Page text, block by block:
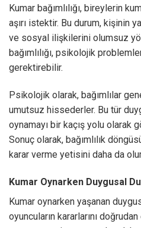
Kumar bağımlılığı, bireylerin
aşırı istektir. Bu durum, kişinin
ve sosyal ilişkilerini olumsuz
bağımlılığı, psikolojik
gerektirebilir.
Psikolojik olarak, bağımlılar
umutsuz hissederler. Bu tür
oynamayı bir kaçış yolu olarak
Sonuç olarak, bağımlılık
karar verme yetisini daha da
Kumar Oynarken Duygusal
Kumar oynarken yaşanan
oyuncuların kararlarını